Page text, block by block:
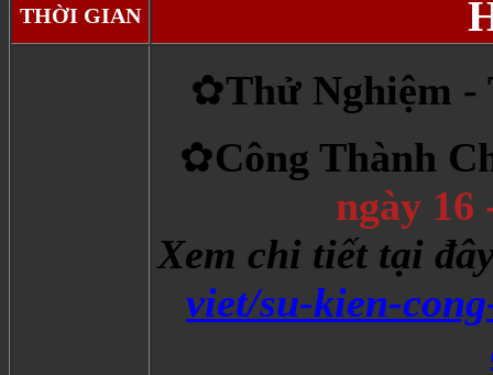
THỜI GIAN
✿Thử Nghiệm -
​✿Công Thành
ngày 16
Xem chi tiết tại
viet/su-kien-